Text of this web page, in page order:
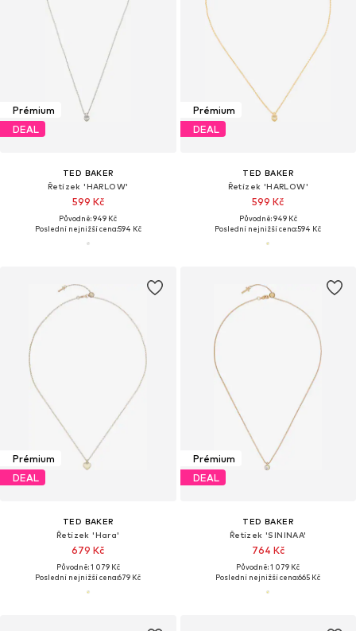
Prémium
DEAL
TED BAKER
Řetízek 'HARLOW'
599 Kč
Původně: 949 Kč
Poslední nejnižší cena:594 Kč
Prémium
DEAL
TED BAKER
Řetízek 'HARLOW'
599 Kč
Původně: 949 Kč
Poslední nejnižší cena:594 Kč
Prémium
DEAL
TED BAKER
Řetízek 'Hara'
679 Kč
Původně: 1 079 Kč
Poslední nejnižší cena:679 Kč
Prémium
DEAL
TED BAKER
Řetízek 'SININAA'
764 Kč
Původně: 1 079 Kč
Poslední nejnižší cena:665 Kč